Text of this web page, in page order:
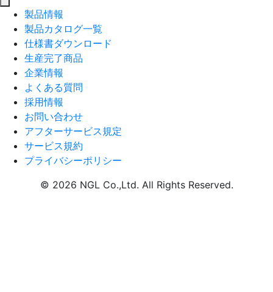
製品情報
製品カタログ一覧
仕様書ダウンロード
生産完了商品
企業情報
よくある質問
採用情報
お問い合わせ
アフターサービス規定
サービス規約
プライバシーポリシー
© 2026 NGL Co.,Ltd. All Rights Reserved.